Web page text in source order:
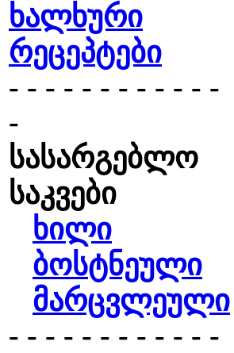
ხალხური
რეცეპტები
- - - - - - - - - - - -
-
სასარგებლო
საკვები
ხილი
ბოსტნეული
მარცვლეული
- - - - - - - - - - - -